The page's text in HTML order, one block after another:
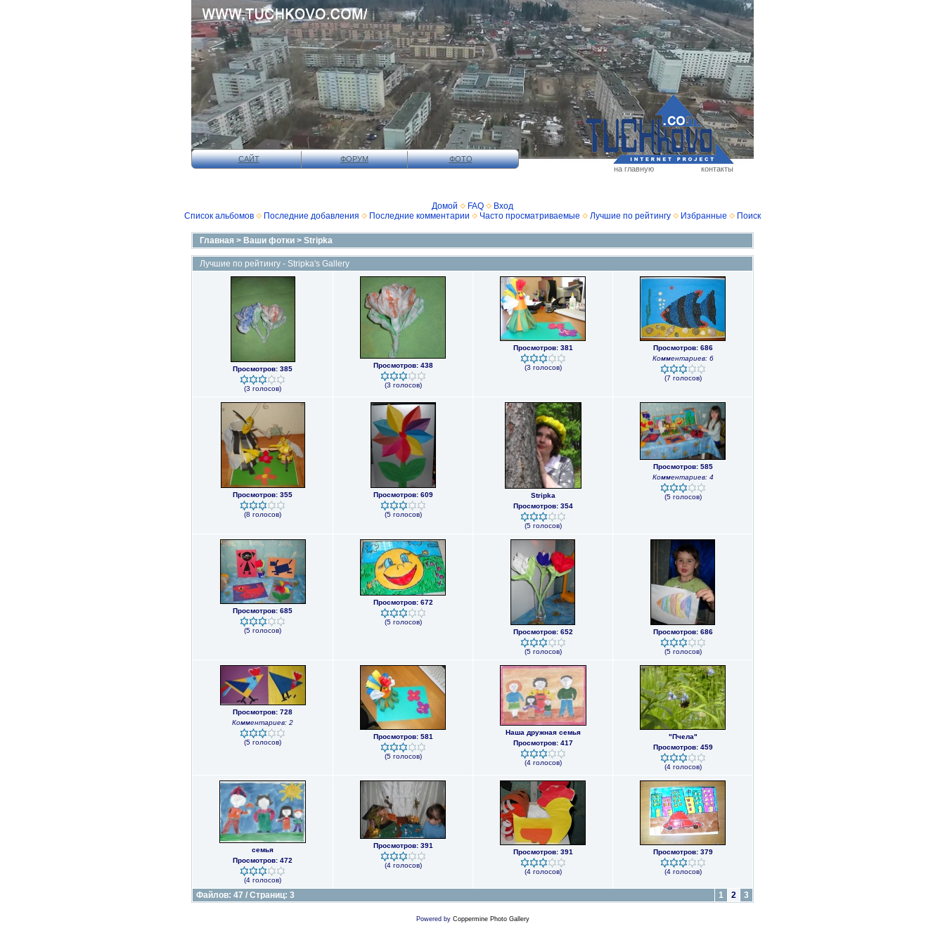
САЙТ ФОРУМ
ФОТО
на главную
контакты
Домой FAQ
Вход
Список альбомов
Последние добавления Последние комментарии Часто просматриваемые Лучшие по рейтингу Избранные Поиск
Главная > Ваши фотки > Stripka
Лучшие по рейтингу - Stripka's Gallery
Просмотров: 385
(3 голосов)
Просмотров: 438
(3 голосов)
Просмотров: 381
(3 голосов)
Просмотров: 686
Комментариев: 6
(7 голосов)
Просмотров: 355
(8 голосов)
Просмотров: 609
(5 голосов)
Stripka
Просмотров: 354
(5 голосов)
Просмотров: 585
Комментариев: 4
(5 голосов)
Просмотров: 685
(5 голосов)
Просмотров: 672
(5 голосов)
Просмотров: 652
(5 голосов)
Просмотров: 686
(5 голосов)
Просмотров: 728
Комментариев: 2
(5 голосов)
Просмотров: 581
(5 голосов)
Наша дружная семья
Просмотров: 417
(4 голосов)
"Пчела"
Просмотров: 459
(4 голосов)
семья
Просмотров: 472
(4 голосов)
Просмотров: 391
(4 голосов)
Просмотров: 391
(4 голосов)
Просмотров: 379
(4 голосов)
Файлов: 47 / Страниц: 3 1 2 3
Powered by Coppermine Photo Gallery